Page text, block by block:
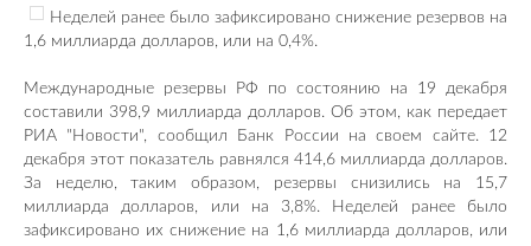
Неделей ранее было зафиксировано снижение резервов на
1,6 миллиарда долларов, или на 0,4%.
Международные резервы РФ по состоянию на 19 декабря
составили 398,9 миллиарда долларов. Об этом, как передает
РИА "Новости", сообщил Банк России на своем сайте. 12
декабря этот показатель равнялся 414,6 миллиарда долларов.
За неделю, таким образом, резервы снизились на 15,7
миллиарда долларов, или на 3,8%. Неделей ранее было
зафиксировано их снижение на 1,6 миллиарда долларов, или